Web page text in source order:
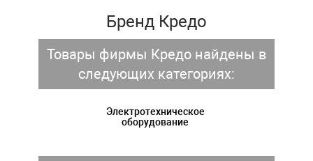
Бренд Кредо
Товары фирмы Кредо найдены в
следующих категориях:
Электротехническое
оборудование